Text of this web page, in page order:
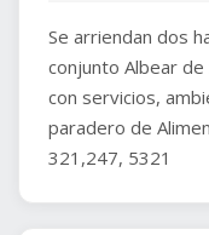
Se arriendan dos
conjunto Albear
con servicios,
paradero de
321,247, 5321